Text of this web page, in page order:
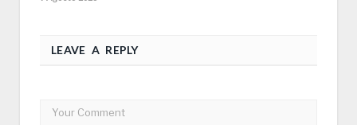
LEAVE A REPLY